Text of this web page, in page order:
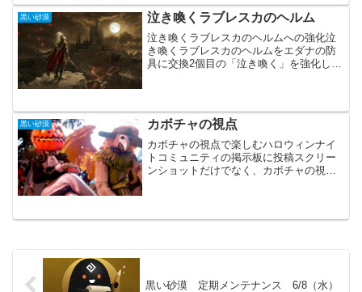
す。アップデートの度に強...
黒い砂漠 泣き喚くラブレスカのヘルム
泣き喚くラブレスカのヘルムへの強化泣
き喚くラブレスカのヘルムをエダナの防
具に交換2個目の「泣き喚く」を強化しま
ました。これくらいなら...
黒い砂漠 カボチャの視点
カボチャの視点で楽しむハロウィンナイ
トコミュニティの掲示板に投稿スクリー
ンショットだけでなく、カボチャの視点
明の選択」を選ぶだけで良...
黒い砂漠 定期メンテナンス 6/8（水）